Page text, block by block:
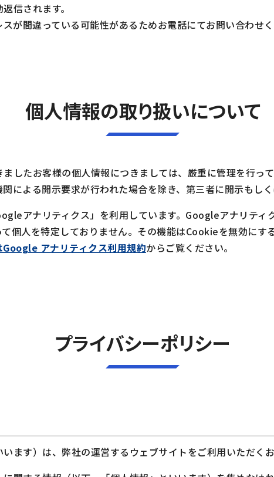
信されます。
が間違っている可能性があるためお電話にてお問い合わせく
個人情報の取り扱いについて
したお客様の個人情報につきましては、厳重に管理を行って
による開示要求が行われた場合を除き、第三者に開示もし
アナリティクス」を利用しています。Googleアナリテ
個人を特定しておりません。その機能はCookieを無効にす
Google アナリティクス利用規約からご覧ください。
プライバシーポリシー
ます）は、弊社の運営するウェブサイトをご利用いただく